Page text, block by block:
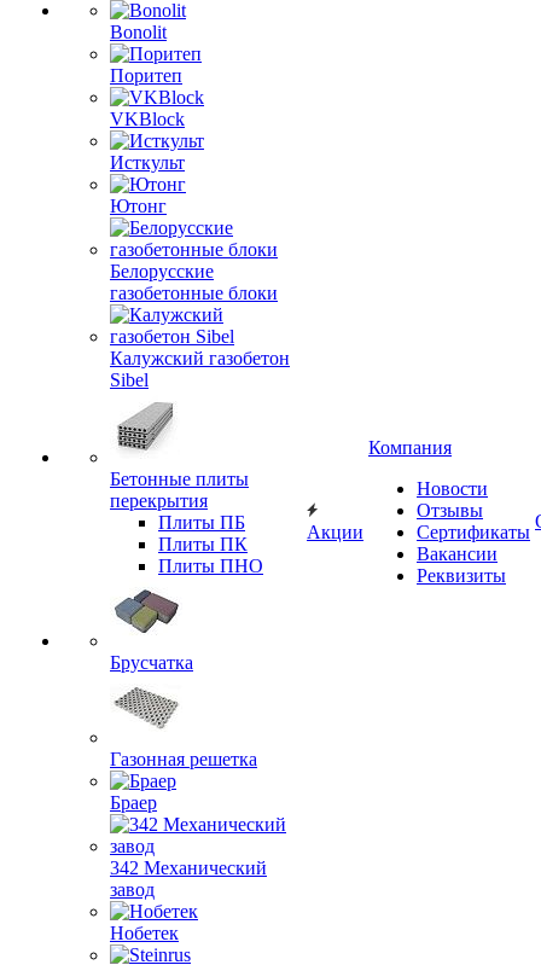
Bonolit
Поритеп
VKBlock
Исткульт
Ютонг
Белорусские
газобетонные блоки
Калужский газобетон
Sibel
Бетонные плиты
перекрытия
Плиты ПБ
Плиты ПК
Плиты ПНО
Брусчатка
Газонная решетка
Браер
342 Механический
завод
Нобетек
Акции
Компания
Новости
Отзывы
Сертификаты
Вакансии
Реквизиты